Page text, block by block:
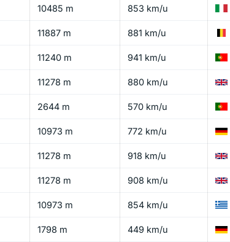
10485 m 853 km/u
11887 m 881 km/u
11240 m 941 km/u
11278 m 880 km/u
2644 m 570 km/u
10973 m 772 km/u
11278 m 918 km/u
11278 m 908 km/u
10973 m 854 km/u
1798 m 449 km/u